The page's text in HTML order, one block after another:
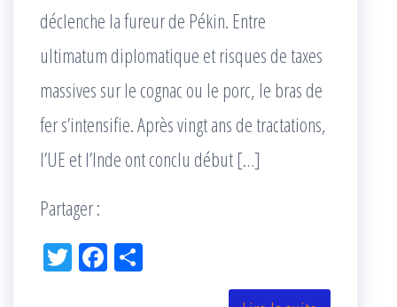
déclenche la fureur de Pékin. Entre
ultimatum diplomatique et risques de taxes
massives sur le cognac ou le porc, le bras de
fer s’intensifie. Après vingt ans de tractations,
l’UE et l’Inde ont conclu début […]
Partager :
Tw Fac